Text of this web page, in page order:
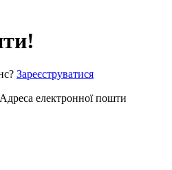
Зареєструватися
Адреса електронної пошти